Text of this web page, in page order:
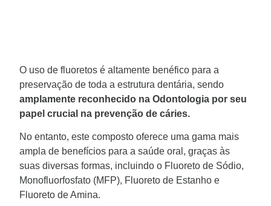
O uso de fluoretos é altamente benéfico para a
preservação de toda a estrutura dentária, sendo
amplamente reconhecido na Odontologia por seu
papel crucial na prevenção de cáries.
No entanto, este composto oferece uma gama mais
ampla de benefícios para a saúde oral, graças às
suas diversas formas, incluindo o Fluoreto de Sódio,
Monofluorfosfato (MFP), Fluoreto de Estanho e
Fluoreto de Amina.